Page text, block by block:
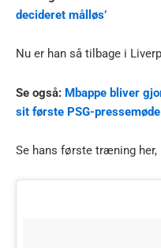
decideret målløs’
Nu er han så tilbage i
Se også: Mbappe bliver
sit første PSG-pressemøde
Se hans første træning